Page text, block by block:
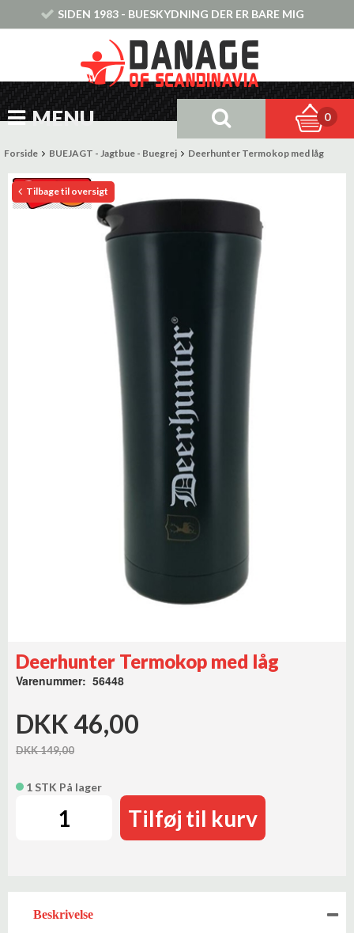
SIDEN 1983 - BUESKYDNING DER ER BARE MIG
MENU 0
Forside BUEJAGT - Jagtbue - Buegrej Deerhunter Termokop med låg
Tilbage til oversigt
Deerhunter Termokop med låg
Varenummer: 56448
DKK 46,00
DKK 149,00
1 STK På lager
Tilføj til kurv
Beskrivelse